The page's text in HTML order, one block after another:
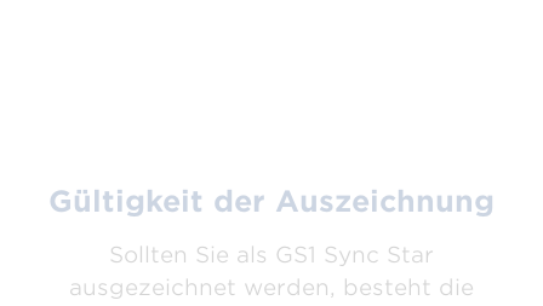
Gültigkeit der Auszeichnung
Sollten Sie als GS1 Sync Star
ausgezeichnet werden, besteht die